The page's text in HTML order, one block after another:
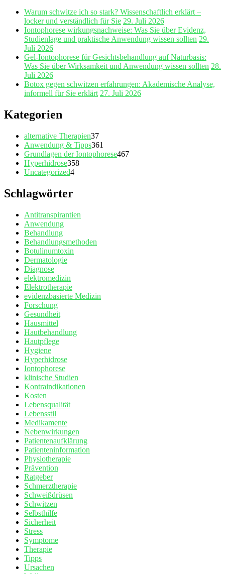
Warum schwitze ich so stark? Wissenschaftlich erklärt –
locker und verständlich für Sie 29. Juli 2026
Iontophorese wirkungsnachweise: Was Sie über Evidenz,
Studienlage und praktische Anwendung wissen sollten 29.
Juli 2026
Gel‑Iontophorese für Gesichtsbehandlung auf Naturbasis:
Was Sie über Wirksamkeit und Anwendung wissen sollten 28.
Juli 2026
Botox gegen schwitzen erfahrungen: Akademische Analyse,
informell für Sie erklärt 27. Juli 2026
Kategorien
alternative Therapien37
Anwendung & Tipps361
Grundlagen der Iontophorese467
Hyperhidrose358
Uncategorized4
Schlagwörter
Antitranspirantien
Anwendung
Behandlung
Behandlungsmethoden
Botulinumtoxin
Dermatologie
Diagnose
elektromedizin
Elektrotherapie
evidenzbasierte Medizin
Forschung
Gesundheit
Hausmittel
Hautbehandlung
Hautpflege
Hygiene
Hyperhidrose
Iontophorese
klinische Studien
Kontraindikationen
Kosten
Lebensqualität
Lebensstil
Medikamente
Nebenwirkungen
Patientenaufklärung
Patienteninformation
Physiotherapie
Prävention
Ratgeber
Schmerztherapie
Schweißdrüsen
Schwitzen
Selbsthilfe
Sicherheit
Stress
Symptome
Therapie
Tipps
Ursachen